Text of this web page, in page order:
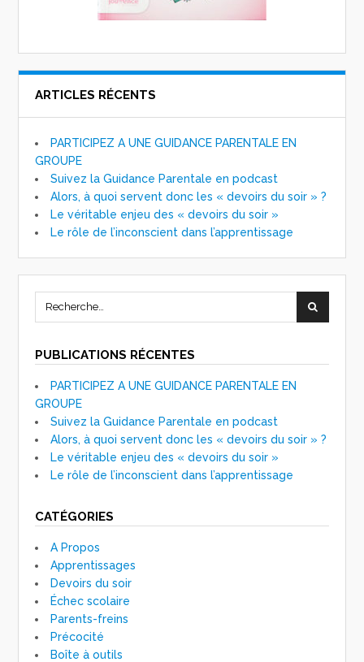
ARTICLES RÉCENTS
PARTICIPEZ A UNE GUIDANCE PARENTALE EN
GROUPE
Suivez la Guidance Parentale en podcast
Alors, à quoi servent donc les « devoirs du soir » ?
Le véritable enjeu des « devoirs du soir »
Le rôle de l’inconscient dans l’apprentissage
PUBLICATIONS RÉCENTES
PARTICIPEZ A UNE GUIDANCE PARENTALE EN
GROUPE
Suivez la Guidance Parentale en podcast
Alors, à quoi servent donc les « devoirs du soir » ?
Le véritable enjeu des « devoirs du soir »
Le rôle de l’inconscient dans l’apprentissage
CATÉGORIES
A Propos
Apprentissages
Devoirs du soir
Échec scolaire
Parents-freins
Précocité
Boîte à outils